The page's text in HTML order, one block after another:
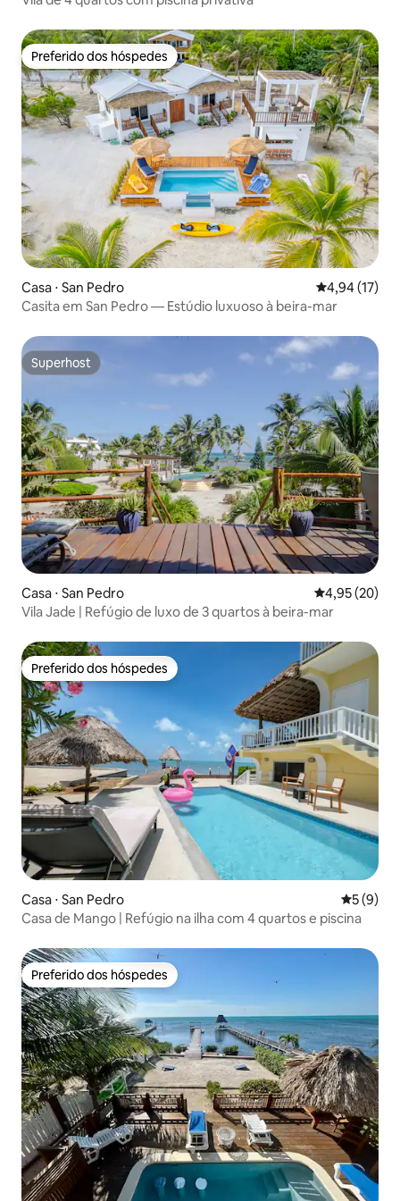
Preferido dos hóspedes
Preferido dos hóspedes
Casa ⋅ San Pedro 4,94 de uma
4,94 (17)
Casita em San Pedro — Estúdio luxuoso à beira-mar
Superhost
Superhost
Casa ⋅ San Pedro 4,95 de uma
4,95 (20)
Vila Jade | Refúgio de luxo de 3 quartos à beira-mar
Preferido dos hóspedes
Preferido dos hóspedes
Casa ⋅ San Pedro 5 de
5 (9)
Casa de Mango | Refúgio na ilha com 4 quartos e piscina
Preferido dos hóspedes
Preferido dos hóspedes